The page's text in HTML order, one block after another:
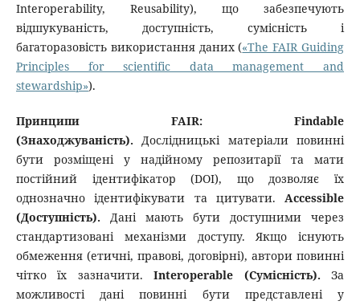
Interoperability, Reusability), що забезпечують
відшукуваність, доступність, сумісність і
багаторазовість використання даних («The FAIR Guiding
Principles for scientific data management and
stewardship»).
Принципи FAIR: Findable
(Знаходжуваність).Дослідницькі матеріали повинні
бути розміщені у надійному репозитарії та мати
постійний ідентифікатор (DOI), що дозволяє їх
однозначно ідентифікувати та цитувати.Accessible
(Доступність). Дані мають бути доступними через
стандартизовані механізми доступу. Якщо існують
обмеження (етичні, правові, договірні), автори повинні
чітко їх зазначити.Interoperable (Сумісність).За
можливості дані повинні бути представлені у